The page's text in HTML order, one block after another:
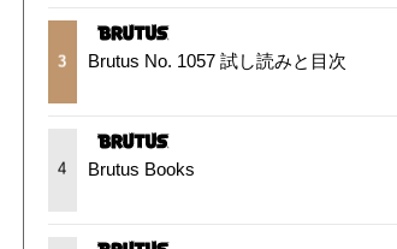
3 Brutus No. 1057 試し読みと目次
4 Brutus Books